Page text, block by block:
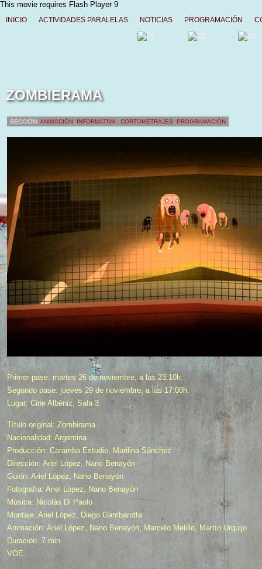
This movie requires Flash Player 9
INICIO ACTIVIDADES PARALELAS NOTICIAS PROGRAMACIÓN
ZOMBIERAMA
SECCIÓN: ANIMACIÓN INFORMATIVA - CORTOMETRAJES PROGRAMACIÓN
Primer pase: martes 26 de noviembre, a las 23:10h.
Segundo pase: jueves 29 de noviembre, a las 17:00h.
Lugar: Cine Albéniz, Sala 3.
Título original: Zombirama
Nacionalidad: Argentina
Producción: Caramba Estudio, Marilina Sánchez
Dirección: Ariel López, Nano Benayón
Guión: Ariel López, Nano Benayón
Fotografía: Ariel López, Nano Benayón
Música: Nicolás Di Paolo
Montaje: Ariel López, Diego Gambarotta
Animación: Ariel López, Nano Benayón, Marcelo Melillo, Martín Urquijo
Duración: 7 min
VOE